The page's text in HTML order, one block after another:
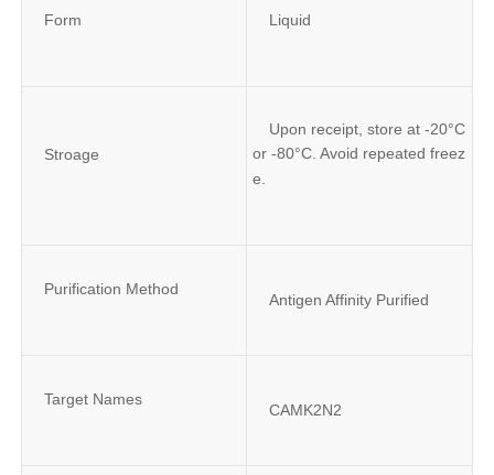
Form Liquid
Stroage
Upon receipt, store at -20°C
or -80°C. Avoid repeated freez
e.
Purification Method
Antigen Affinity Purified
Target Names
CAMK2N2